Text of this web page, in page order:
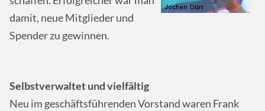
damit, neue Mitglieder und
Spender zu gewinnen.
Selbstverwaltet und vielfältig
Neu im geschäftsführenden Vorstand waren Frank